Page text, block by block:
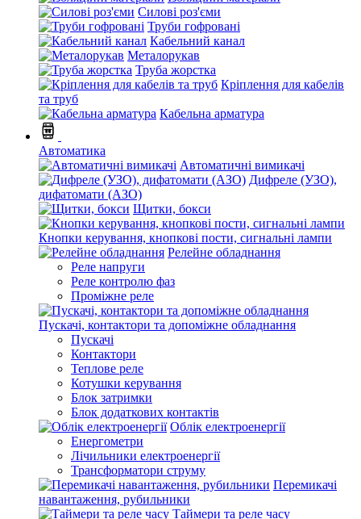
Силові роз'єми
Труби гофровані
Кабельний канал
Металорукав
Труба жорстка
Кріплення для кабелів
та труб
Кабельна арматура
Автоматика
Автоматичні вимикачі
Дифреле (УЗО),
дифатомати (АЗО)
Щитки, бокси
Кнопки керування, кнопкові пости, сигнальні лампи
Релейне обладнання
Реле напруги
Реле контролю фаз
Проміжне реле
Пускачі, контактори та допоміжне обладнання
Пускачі
Контактори
Теплове реле
Котушки керування
Блок затримки
Блок додаткових контактів
Облік електроенергії
Енергометри
Лічильники електроенергії
Трансформатори струму
Перемикачі
навантаження, рубильники
Таймери та реле часу